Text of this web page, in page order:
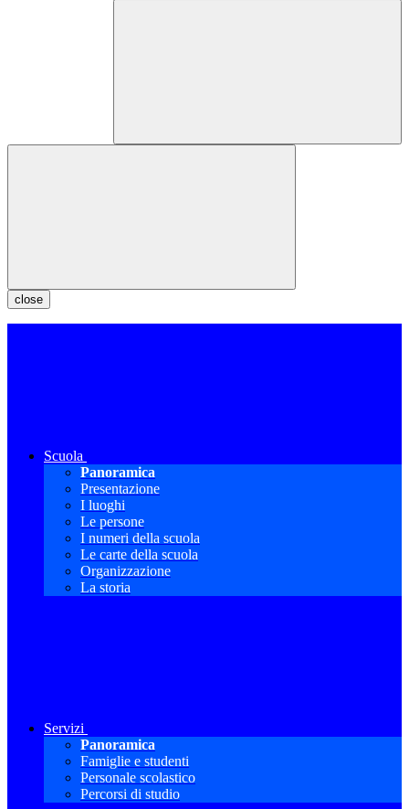
close
Scuola
Panoramica
Presentazione
I luoghi
Le persone
I numeri della scuola
Le carte della scuola
Organizzazione
La storia
Servizi
Panoramica
Famiglie e studenti
Personale scolastico
Percorsi di studio